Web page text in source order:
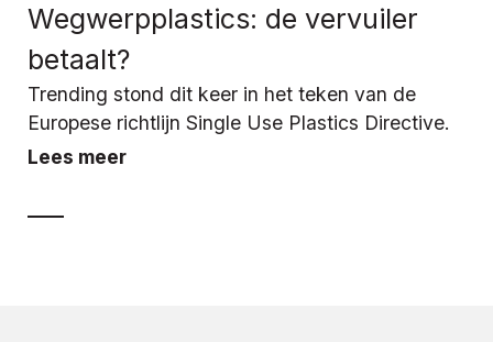
Wegwerpplastics: de vervuiler
betaalt?
Trending stond dit keer in het teken van de
Europese richtlijn Single Use Plastics Directive.
Lees meer